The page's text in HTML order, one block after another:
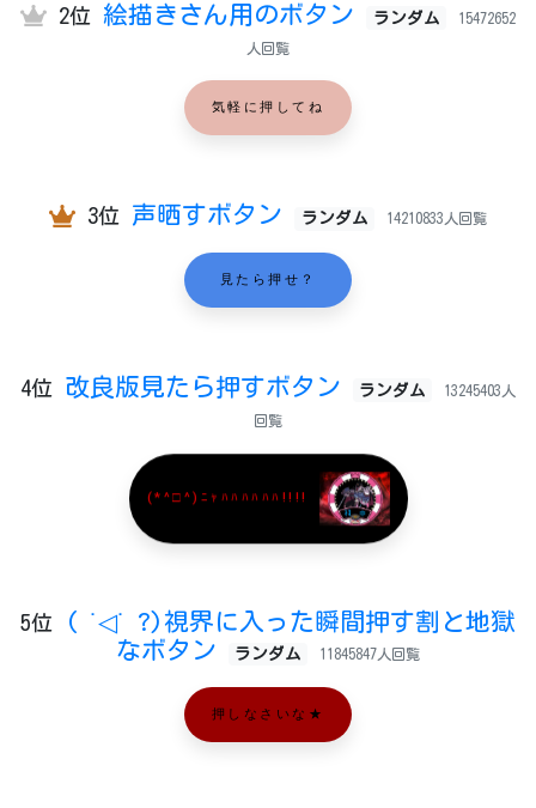
2位 絵描きさん用のボタン ランダム 15472652
人回覧
気軽に押してね
3位 声晒すボタン ランダム 14210833人回覧
見たら押せ？
4位 改良版見たら押すボタン ランダム 13245403人
回覧
(*^□^)ﾆｬﾊﾊﾊﾊﾊﾊ!!!!
5位
( ˙◁˙ ?)視界に入った瞬間押す割と地獄
なボタン
ランダム 11845847人回覧
押しなさいな★